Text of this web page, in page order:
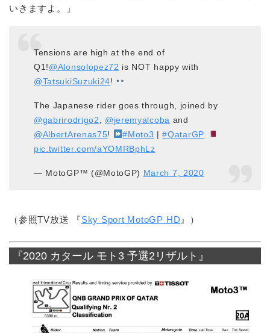
いきますよ。」
Tensions are high at the end of
Q1! @Alonsolopez72 is NOT happy with
@TatsukiSuzuki24!
The Japanese rider goes through, joined by
@gabrirodrigo2
@jeremyalcoba and
@AlbertArenas75! #Moto3 |#QatarGP
pic.twitter.com/aYOMRBphLz
— MotoGP™ (@MotoGP) March 7, 2020
（参照TV放送 『Sky Sport MotoGP HD 』）
『2020 カタール モト3 予選2リザルト』